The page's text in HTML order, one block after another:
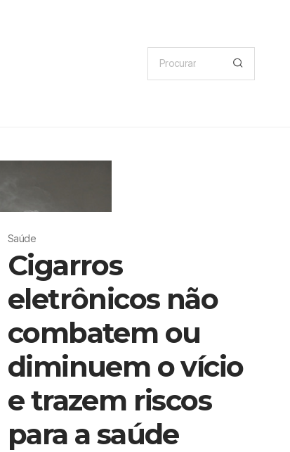
Saúde
Cigarros
eletrônicos não
combatem ou
diminuem o vício
e trazem riscos
para a saúde